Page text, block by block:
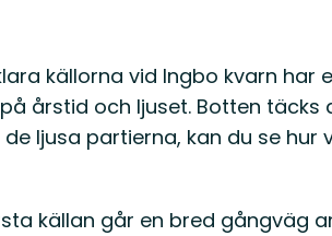
källorna vid Ingbo kvarn
årstid och ljuset. Botten
ljusa partierna, kan du se
källan går en bred gångväg